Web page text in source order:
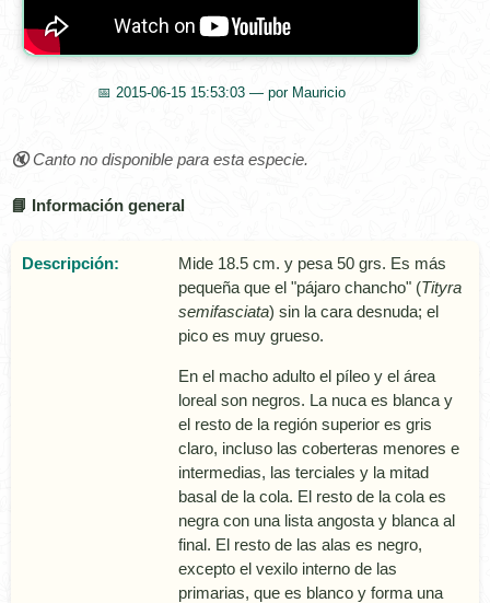
📅 2015-06-15 15:53:03 — por Mauricio
🔇 Canto no disponible para esta especie.
📘 Información general
Descripción:
Mide 18.5 cm. y pesa 50 grs. Es más
pequeña que el "pájaro chancho" (Tityra
semifasciata) sin la cara desnuda; el
pico es muy grueso.
En el macho adulto el pí­leo y el área
loreal son negros. La nuca es blanca y
el resto de la región superior es gris
claro, incluso las coberteras menores e
intermedias, las terciales y la mitad
basal de la cola. El resto de la cola es
negra con una lista angosta y blanca al
final. El resto de las alas es negro,
excepto el vexilo interno de las
primarias, que es blanco y forma una